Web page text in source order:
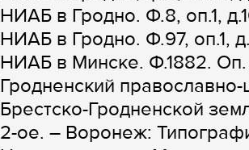
НИАБ в Гродно. Ф.8, оп.1,
НИАБ в Гродно. Ф.97, оп.1,
НИАБ в Минске. Ф.1882. Оп.
Гродненский
Брестско-Гродненской
2-ое. – Воронеж: